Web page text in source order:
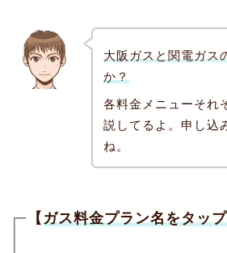
大阪ガスと関電ガス
か？
各料金メニューそれ
説してるよ。申し込
ね。
【ガス料金プラン名をタッ